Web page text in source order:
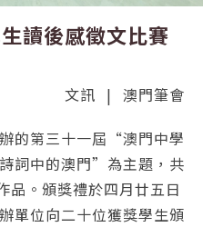
讀後感徵文比賽
文訊 | 澳門筆會
的第三十一屆“澳門中學
詞中的澳門”為主題，共
品。頒獎禮於四月廿五日
單位向二十位獲獎學生頒